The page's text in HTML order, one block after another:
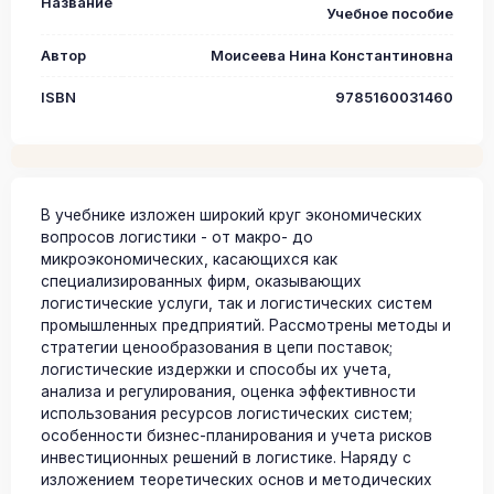
Учебное пособие
Автор Моисеева Нина Константиновна
ISBN 9785160031460
В учебнике изложен широкий круг экономических
вопросов логистики - от макро- до
микроэкономических, касающихся как
специализированных фирм, оказывающих
логистические услуги, так и логистических систем
промышленных предприятий. Рассмотрены методы и
стратегии ценообразования в цепи поставок;
логистические издержки и способы их учета,
анализа и регулирования, оценка эффективности
использования ресурсов логистических систем;
особенности бизнес-планирования и учета рисков
инвестиционных решений в логистике. Наряду с
изложением теоретических основ и методических